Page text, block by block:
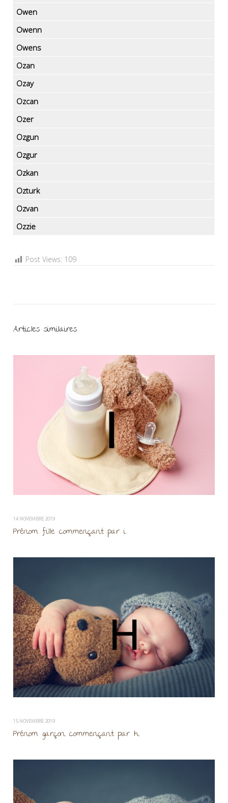
Owen
Owenn
Owens
Ozan
Ozay
Ozcan
Ozer
Ozgun
Ozgur
Ozkan
Ozturk
Ozvan
Ozzie
Post Views: 109
Articles similaires
14 NOVEMBRE 2019
Prénom fille commençant par i
15 NOVEMBRE 2019
Prénom garçon commençant par h